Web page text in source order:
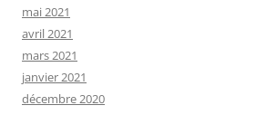
mai 2021
avril 2021
mars 2021
janvier 2021
décembre 2020